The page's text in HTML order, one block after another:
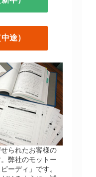
途）
られたお客様の
弊社のモットー
ーディ」です。